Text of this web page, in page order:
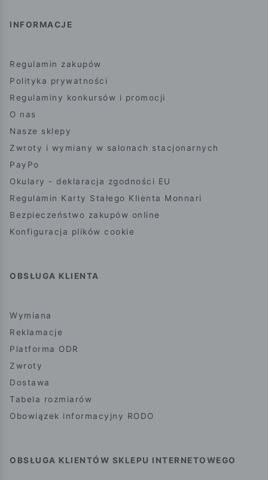
INFORMACJE
Regulamin zakupów
Polityka prywatności
Regulaminy konkursów i promocji
O nas
Nasze sklepy
Zwroty i wymiany w salonach stacjonarnych
PayPo
Okulary - deklaracja zgodności EU
Regulamin Karty Stałego Klienta Monnari
Bezpieczeństwo zakupów online
Konfiguracja plików cookie
OBSŁUGA KLIENTA
Wymiana
Reklamacje
Platforma ODR
Zwroty
Dostawa
Tabela rozmiarów
Obowiązek informacyjny RODO
OBSŁUGA KLIENTÓW SKLEPU INTERNETOWEGO